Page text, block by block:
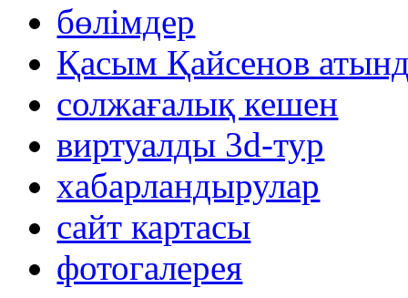
бөлімдер
Қасым Қайсенов
солжағалық кешен
виртуалды 3d-тур
xабарландырулар
сайт картасы
фотогалерея